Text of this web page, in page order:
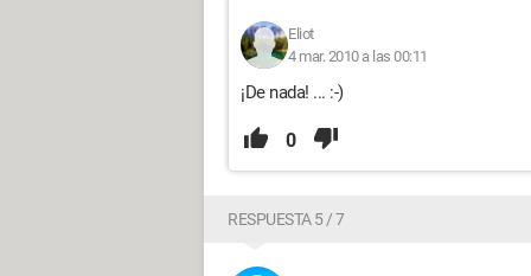
Eliot
4 mar. 2010 a las 00:11
¡De nada! ... :-)
0
RESPUESTA 5 / 7